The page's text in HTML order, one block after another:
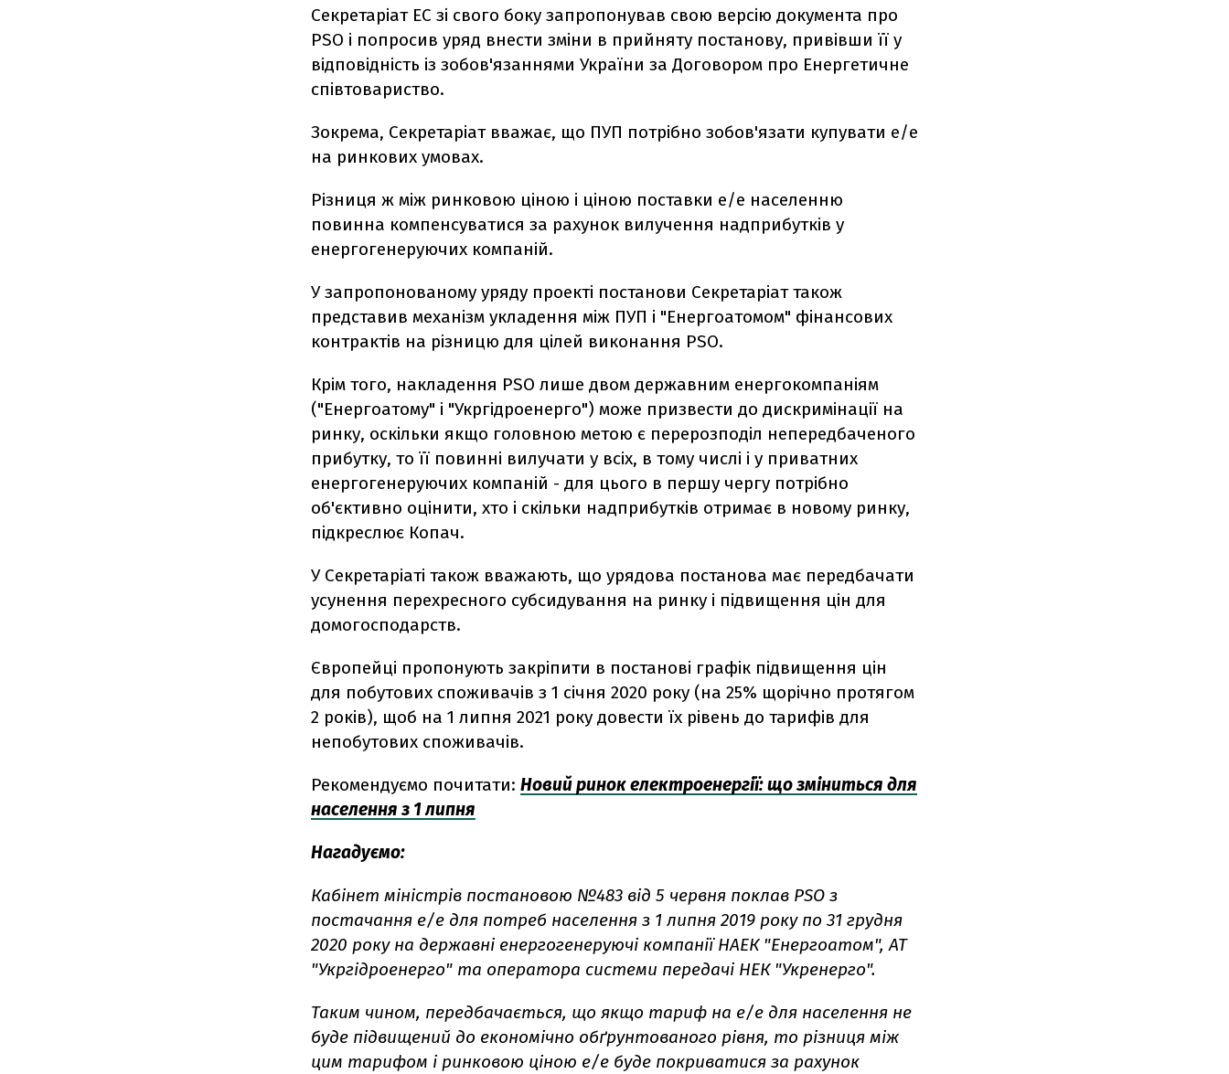
Секретаріат ЕС зі свого боку запропонував свою версію документа про
PSO і попросив уряд внести зміни в прийняту постанову, привівши її у
відповідність із зобов'язаннями України за Договором про Енергетичне
співтовариство.
Зокрема, Секретаріат вважає, що ПУП потрібно зобов'язати купувати е/е
на ринкових умовах.
Різниця ж між ринковою ціною і ціною поставки е/е населенню
повинна компенсуватися за рахунок вилучення надприбутків у
енергогенеруючих компаній.
У запропонованому уряду проекті постанови Секретаріат також
представив механізм укладення між ПУП і "Енергоатомом" фінансових
контрактів на різницю для цілей виконання PSO.
Крім того, накладення PSO лише двом державним енергокомпаніям
("Енергоатому" і "Укргідроенерго") може призвести до дискримінації на
ринку, оскільки якщо головною метою є перерозподіл непередбаченого
прибутку, то її повинні вилучати у всіх, в тому числі і у приватних
енергогенеруючих компаній - для цього в першу чергу потрібно
об'єктивно оцінити, хто і скільки надприбутків отримає в новому ринку,
підкреслює Копач.
У Секретаріаті також вважають, що урядова постанова має передбачати
усунення перехресного субсидування на ринку і підвищення цін для
домогосподарств.
Європейці пропонують закріпити в постанові графік підвищення цін
для побутових споживачів з 1 січня 2020 року (на 25% щорічно протягом
2 років), щоб на 1 липня 2021 року довести їх рівень до тарифів для
непобутових споживачів.
Рекомендуємо почитати: Новий ринок електроенергії: що зміниться для
населення з 1 липня
Нагадуємо:
Кабінет міністрів постановою №483 від 5 червня поклав PSO з
постачання е/е для потреб населення з 1 липня 2019 року по 31 грудня
2020 року на державні енергогенеруючі компанії НАЕК "Енергоатом", АТ
"Укргідроенерго" та оператора системи передачі НЕК "Укренерго".
Таким чином, передбачається, що якщо тариф на е/е для населення не
буде підвищений до економічно обґрунтованого рівня, то різниця між
цим тарифом і ринковою ціною е/е буде покриватися за рахунок